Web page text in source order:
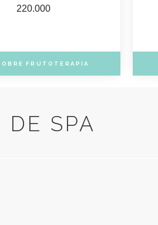
220.000
FRUTOTERAPIA
DE SPA